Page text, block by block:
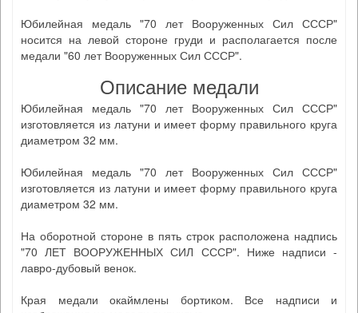
Юбилейная медаль "70 лет Вооруженных Сил СССР"
носится на левой стороне груди и располагается после
медали "60 лет Вооруженных Сил СССР".
Описание медали
Юбилейная медаль "70 лет Вооруженных Сил СССР"
изготовляется из латуни и имеет форму правильного круга
диаметром 32 мм.
Юбилейная медаль "70 лет Вооруженных Сил СССР"
изготовляется из латуни и имеет форму правильного круга
диаметром 32 мм.
На оборотной стороне в пять строк расположена надпись
"70 ЛЕТ ВООРУЖЕННЫХ СИЛ СССР". Ниже надписи -
лавро-дубовый венок.
Края медали окаймлены бортиком. Все надписи и